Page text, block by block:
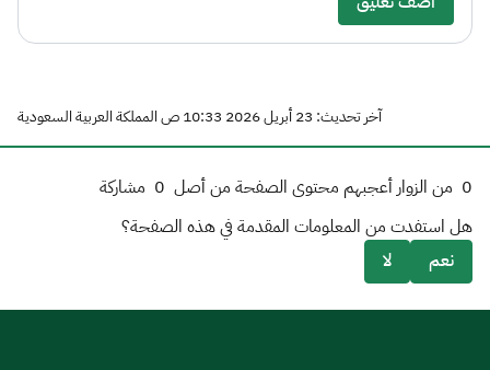
آخر تحديث: 23 أبريل 2026 10:33 ص المملكة العربية السعودية
0 من الزوار أعجبهم محتوى الصفحة من أصل 0 مشاركة
هل استفدت من المعلومات المقدمة في هذه الصفحة؟
نعم
لا